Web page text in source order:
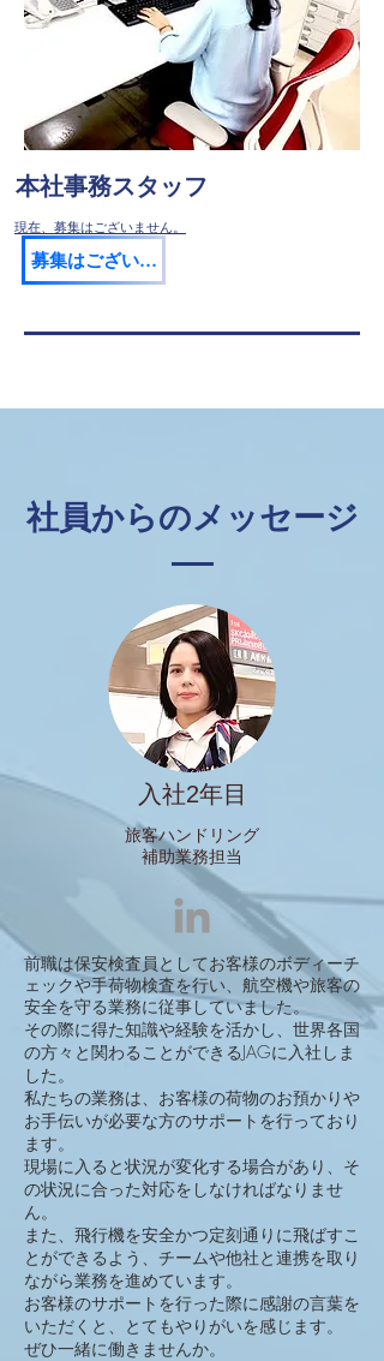
本社事務スタッフ​
​​現在、募集はございません。
募集はございません
社員からのメッセージ
入社2年目
​旅客ハンドリング
補助業務担当
前職は保安検査員としてお客様のボディーチ
ェックや手荷物検査を行い、航空機や旅客の
安全を守る業務に従事していました。
その際に得た知識や経験を活かし、世界各国
の方々と関わることができるJAGに入社しま
した。
私たちの業務は、お客様の荷物のお預かりや
お手伝いが必要な方のサポートを行っており
ます。
現場に入ると状況が変化する場合があり、そ
の状況に合った対応をしなければなりませ
ん。
また、飛行機を安全かつ定刻通りに飛ばすこ
とができるよう、チームや他社と連携を取り
ながら業務を進めています。
お客様のサポートを行った際に感謝の言葉を
いただくと、とてもやりがいを感じます。
ぜひ一緒に働きませんか。